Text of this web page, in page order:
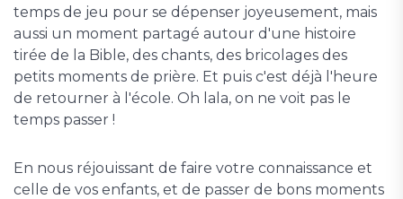
temps de jeu pour se dépenser joyeusement, mais
aussi un moment partagé autour d'une histoire
tirée de la Bible, des chants, des bricolages des
petits moments de prière. Et puis c'est déjà l'heure
de retourner à l'école. Oh lala, on ne voit pas le
temps passer !
En nous réjouissant de faire votre connaissance et
celle de vos enfants, et de passer de bons moments